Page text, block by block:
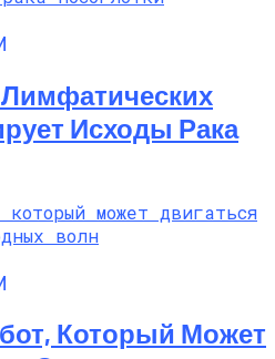
Исходы Рака
Который Может